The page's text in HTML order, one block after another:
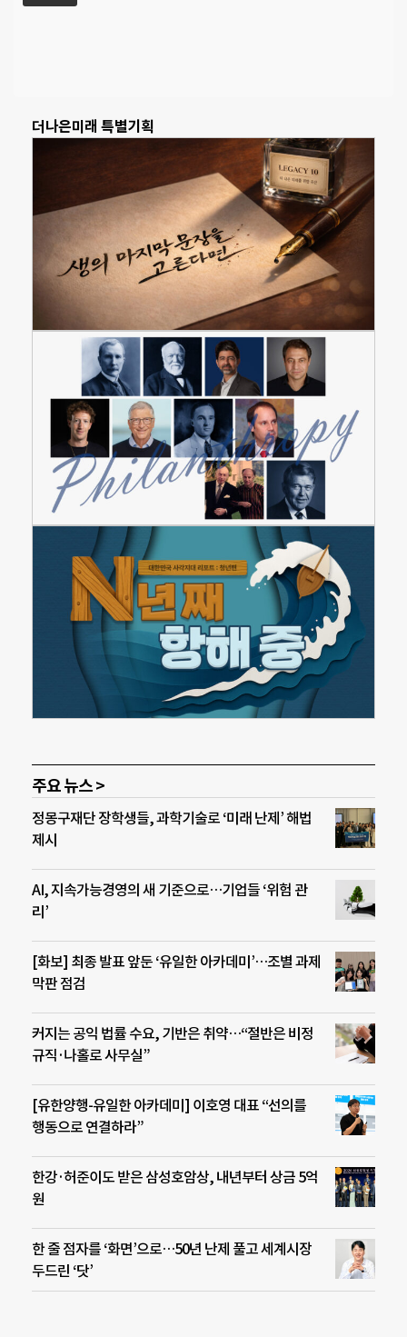
더나은미래 특별기획
주요 뉴스 >
정몽구재단 장학생들, 과학기술로 ‘미래 난제’ 해법
제시
AI, 지속가능경영의 새 기준으로…기업들 ‘위험 관
리’
[화보] 최종 발표 앞둔 ‘유일한 아카데미’…조별 과제
막판 점검
커지는 공익 법률 수요, 기반은 취약…“절반은 비정
규직·나홀로 사무실”
[유한양행-유일한 아카데미] 이호영 대표 “선의를
행동으로 연결하라”
한강·허준이도 받은 삼성호암상, 내년부터 상금 5억
원
한 줄 점자를 ‘화면’으로…50년 난제 풀고 세계시장
두드린 ‘닷’